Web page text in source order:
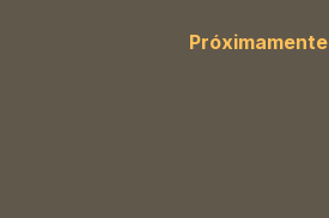
Próximamente